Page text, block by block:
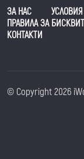
ЗА НАС
ПРАВИЛА ЗА
КОНТАКТИ
© Copyright 2026